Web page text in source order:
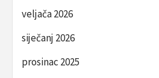
veljača 2026
siječanj 2026
prosinac 2025